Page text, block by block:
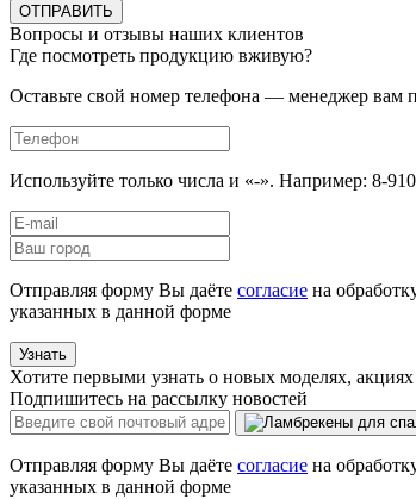
ОТПРАВИТЬ
Вопросы и отзывы наших клиентов
Где посмотреть продукцию вживую?
Оставьте свой номер телефона — менеджер вам
Используйте только числа и «-». Например: 8-
Отправляя форму Вы даёте согласие на
указанных в данной форме
Узнать
Хотите первыми узнать о новых моделях,
Подпишитесь на рассылку новостей
Отправляя форму Вы даёте согласие на
указанных в данной форме